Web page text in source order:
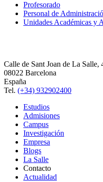
Profesorado
Personal de
Unidades Académicas y
Calle de Sant Joan de La Salle,
08022 Barcelona
España
Tel. (+34) 932902400
Estudios
Admisiones
Campus
Investigación
Empresa
Blogs
La Salle
Contacto
Actualidad